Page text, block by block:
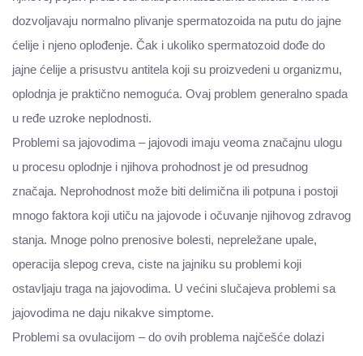
dozvoljavaju normalno plivanje spermatozoida na putu do jajne
ćelije i njeno oplođenje. Čak i ukoliko spermatozoid dođe do
jajne ćelije a prisustvu antitela koji su proizvedeni u organizmu,
oplodnja je praktično nemoguća. Ovaj problem generalno spada
u ređe uzroke neplodnosti.
Problemi sa jajovodima – jajovodi imaju veoma značajnu ulogu
u procesu oplodnje i njihova prohodnost je od presudnog
značaja. Neprohodnost može biti delimična ili potpuna i postoji
mnogo faktora koji utiču na jajovode i očuvanje njihovog zdravog
stanja. Mnoge polno prenosive bolesti, nepreležane upale,
operacija slepog creva, ciste na jajniku su problemi koji
ostavljaju traga na jajovodima. U većini slučajeva problemi sa
jajovodima ne daju nikakve simptome.
Problemi sa ovulacijom – do ovih problema najčešće dolazi